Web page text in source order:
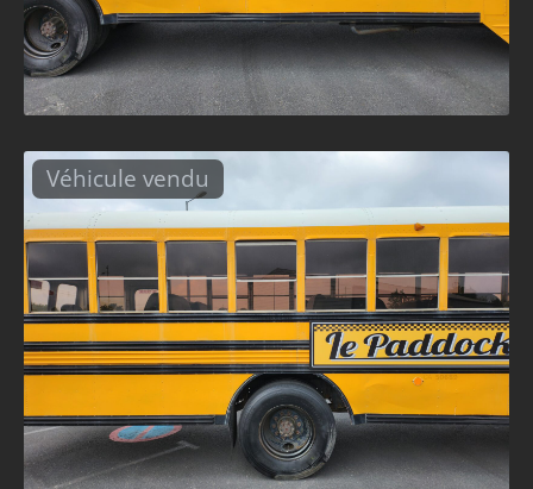
Véhicule vendu